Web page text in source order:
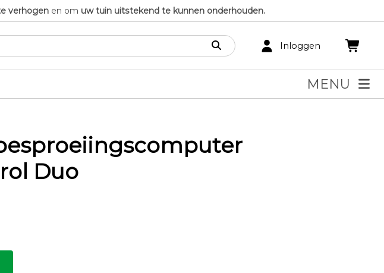
verhogen en om uw tuin uitstekend te kunnen onderhouden.
Inloggen
MENU
Duo